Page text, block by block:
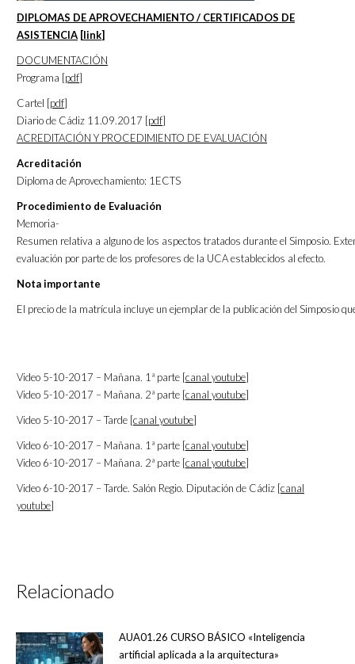
DIPLOMAS DE APROVECHAMIENTO / CERTIFICADOS DE
ASISTENCIA [link]
DOCUMENTACIÓN
Programa [pdf]
Cartel [pdf]
Diario de Cádiz 11.09.2017 [pdf]
ACREDITACIÓN Y PROCEDIMIENTO DE EVALUACIÓN
Acreditación
Diploma de Aprovechamiento: 1ECTS
Procedimiento de Evaluación
Memoria-
Resumen relativa a alguno de los aspectos tratados durante el Simposio.
evaluación por parte de los profesores de la UCA establecidos al efecto.
Nota importante
El precio de la matrícula incluye un ejemplar de la publicación del Simposio
Video 5-10-2017 – Mañana. 1ª parte [canal youtube]
Video 5-10-2017 – Mañana. 2ª parte [canal youtube]
Video 5-10-2017 – Tarde [canal youtube]
Video 6-10-2017 – Mañana. 1ª parte [canal youtube]
Video 6-10-2017 – Mañana. 2ª parte [canal youtube]
Video 6-10-2017 – Tarde. Salón Regio. Diputación de Cádiz [canal
youtube]
Relacionado
AUA01.26 CURSO BÁSICO «Inteligencia
artificial aplicada a la arquitectura»